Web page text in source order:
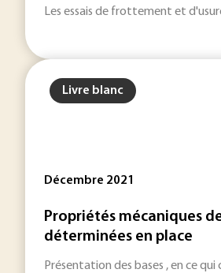
Les essais de frottement et
Livre blanc
Décembre 2021
Propriétés mécaniques
déterminées en place
Présentation des bases , en ce